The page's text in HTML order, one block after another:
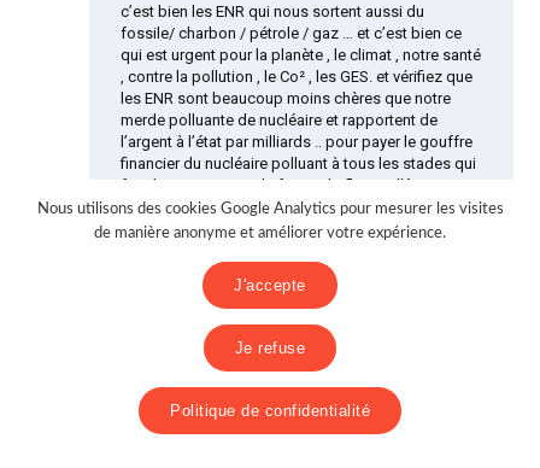
c’est bien les ENR qui nous sortent aussi du
fossile/ charbon / pétrole / gaz … et c’est bien ce
qui est urgent pour la planète , le climat , notre santé
, contre la pollution , le Co² , les GES. et vérifiez que
les ENR sont beaucoup moins chères que notre
merde polluante de nucléaire et rapportent de
l’argent à l’état par milliards .. pour payer le gouffre
financier du nucléaire polluant à tous les stades qui
fait des ravages sur la faune , la flore et l’être
humain …
Répondre
Laisser un commentaire
Votre adresse e-mail ne sera pas publiée.
Les champs obligatoires sont indiqués avec
Nous utilisons des cookies Google Analytics pour mesurer les visites
de manière anonyme et améliorer votre expérience.
J'accepte
Je refuse
Politique de confidentialité